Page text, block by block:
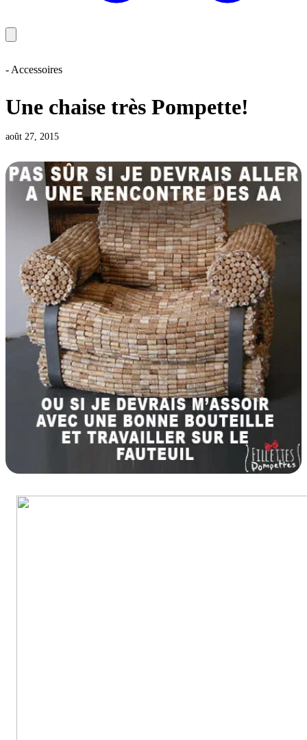
- Accessoires
Une chaise très Pompette!
août 27, 2015